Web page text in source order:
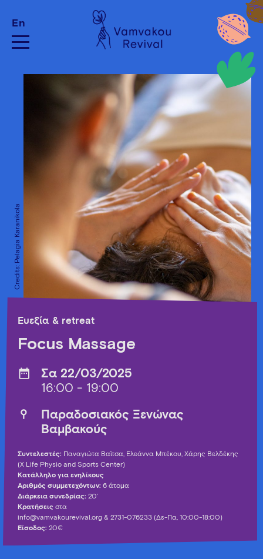
En
Credits: Pelagia Karanikola
Ευεξία & retreat
Focus Massage
Σα 22/03/2025
16:00 - 19:00
Παραδοσιακός Ξενώνας
Βαμβακούς
Συντελεστές: Παναγιώτα Βαϊτσα, Ελεάννα Μπέκου, Χάρης Βελδέκης
(X Life Physio and Sports Center)
Κατάλληλο για ενηλίκους
Αριθμός συμμετεχόντων: 6 άτομα
Διάρκεια συνεδρίας: 20’
Κρατήσεις στα
info@vamvakourevival.org & 2731-076233 (Δε-Πα, 10:00-18:00)
Είσοδος: 20€